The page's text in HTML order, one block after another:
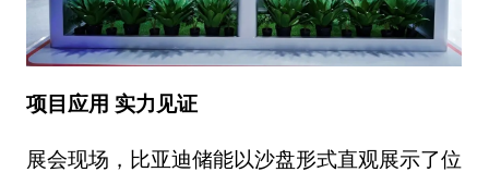
项目应用 实力见证
展会现场，比亚迪储能以沙盘形式直观展示了位